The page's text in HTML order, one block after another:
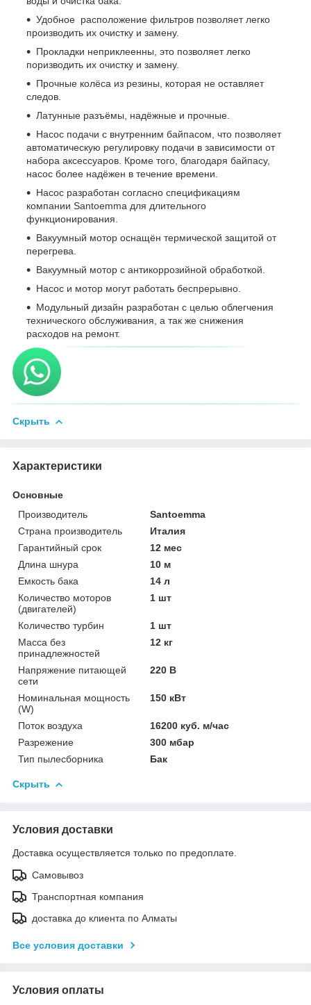
Удобное расположение фильтров позволяет легко
производить их очистку и замену.
Прокладки неприклеенны, это позволяет легко
поризводить их очистку и замену.
Прочные колёса из резины, которая не оставляет
следов.
Латунные разъёмы, надёжные и прочные.
Насос подачи с внутренним байпасом, что позволяет
автоматическую регулировку подачи в зависимости от
набора аксессуаров. Кроме того, благодаря байпасу,
насос более надёжен в течение времени.
Насос разработан согласно спецификациям
компании Santoemma для длительного
функционирования.
Вакуумный мотор оснащён термической защитой от
перегрева.
Вакуумный мотор с антикоррозийной обработкой.
Насос и мотор могут работать беспрерывно.
Модульный дизайн разработан с целью облегчения
технического обслуживания, а так же снижения
расходов на ремонт.
Скрыть
Характеристики
Основные
Производитель
Santoemma
Страна производитель
Италия
Гарантийный срок
12 мес
Длина шнура
10 м
Емкость бака
14 л
Количество моторов
(двигателей)
1 шт
Количество турбин
1 шт
Масса без
принадлежностей
12 кг
Напряжение питающей
сети
220 В
Номинальная мощность
(W)
150 кВт
Поток воздуха
16200 куб. м/час
Разрежение
300 мбар
Тип пылесборника
Бак
Скрыть
Условия доставки
Доставка осуществляется только по предоплате.
Самовывоз
Транспортная компания
доставка до клиента по Алматы
Все условия доставки
Условия оплаты